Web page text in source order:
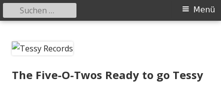
zum
Primäres
Menü
Suchen
nach:
The Five-O-Twos Ready to go Tessy